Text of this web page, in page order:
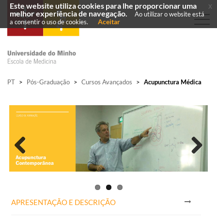
PT > Pós-Graduação > Cursos Avançados > Acupunctura Médica
Previous Next
APRESENTAÇÃO E DESCRIÇÃO
Este website utiliza cookies para lhe proporcionar uma
melhor experiência de navegação.
Ao utilizar o website está
a consentir o uso de cookies.
Aceitar
x